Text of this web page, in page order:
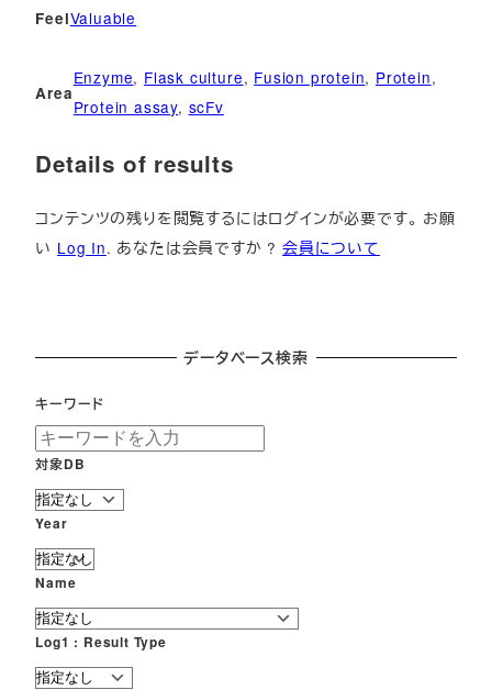
FeelValuable
Area
Enzyme, Flask culture, Fusion protein, Protein
Protein assay, scFv
Details of results
コンテンツの残りを閲覧するにはログインが必要です。 お願
い Log In. あなたは会員ですか ?会員について
データベース検索
キーワード
対象DB
Year
Name
Log1 : Result Type